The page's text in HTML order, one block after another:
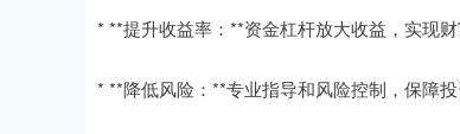
* **提升收益率：**资金杠杆放大收益，实现财
* **降低风险：**专业指导和风险控制，保障投